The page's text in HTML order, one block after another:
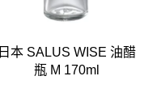
日本 SALUS WISE 油醋
瓶 M 170ml